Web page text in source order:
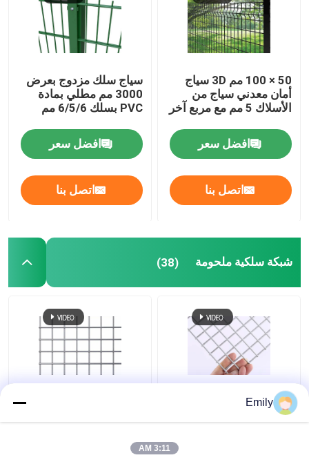
50 × 100 مم 3D سياج
أمان معدني سياج من
الأسلاك 5 مم مع مربع آخر
افضل سعر
اتصل بنا
سياج سلك مزدوج بعرض
3000 مم مطلي بمادة
PVC بسلك 6/5/6 مم
افضل سعر
اتصل بنا
شبكة سلكية ملحومة (38)
لوحة شبكة سلكية ملحومة
ملحومة غير القابل للصدأ
Emily
3:11 AM